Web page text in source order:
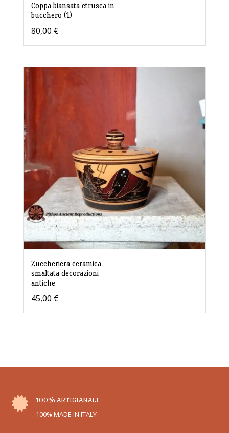
Coppa biansata etrusca in
bucchero (1)
80,00 €
Zuccheriera ceramica
smaltata decorazioni
antiche
45,00 €
 100% ARTIGIANALI
100% MADE IN ITALY